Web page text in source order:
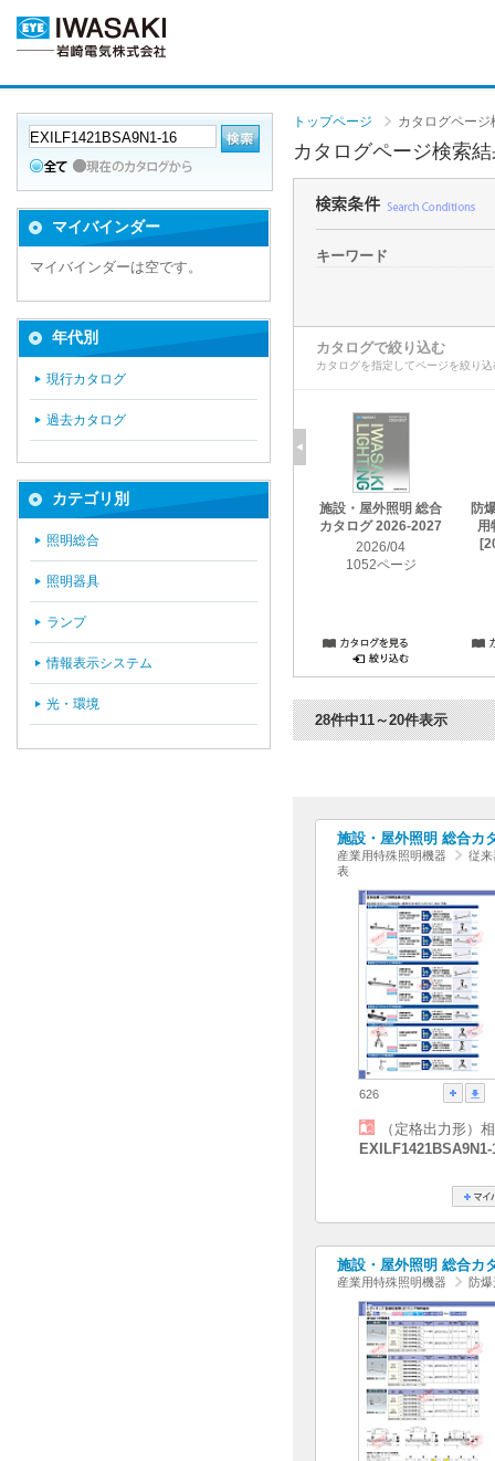
トップページ カタログページ
カタログページ検索
キーワード
カタログで絞り込む
カタログを指定してページを絞り
施設・屋外照明 総合
カタログ 2026-2027
2026/04
1052ページ
防
用
28件中11～20件表示
施設・屋外照明 総合カ
産業用特殊照明機器
従来
表
626
（定格出力形）
EXILF1421BSA9N1-
施設・屋外照明 総合カ
産業用特殊照明機器 防爆
マイバインダー
マイバインダーは空です。
年代別
現行カタログ
過去カタログ
カテゴリ別
照明総合
照明器具
ランプ
情報表示システム
光・環境